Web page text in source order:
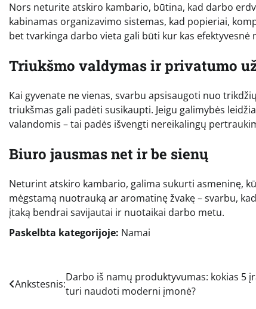
Nors neturite atskiro kambario, būtina, kad darbo
kabinamas organizavimo sistemas, kad popieriai,
bet tvarkinga darbo vieta gali būti kur kas efektyvesnė
Triukšmo valdymas ir privatumo
Kai gyvenate ne vienas, svarbu apsisaugoti nuo
triukšmas gali padėti susikaupti. Jeigu galimybės
valandomis – tai padės išvengti nereikalingų
Biuro jausmas net ir be sienų
Neturint atskiro kambario, galima sukurti asmeninę,
mėgstamą nuotrauką ar aromatinę žvakę – svarbu,
įtaką bendrai savijautai ir nuotaikai darbo metu.
Paskelbta kategorijoje: Namai
Navigacija
Ankstesnis:
Darbo iš namų produktyvumas: kokias 5
turi naudoti moderni įmonė?